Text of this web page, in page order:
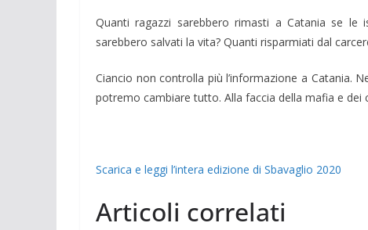
Quanti ragazzi sarebbero rimasti a Catania se le
sarebbero salvati la vita? Quan­ti risparmiati dal
Ciancio non controlla più l’informazione a Catania.
potremo cambiare tutto. Alla faccia della mafia e dei
Scarica e leggi l’intera edizione di Sbavaglio 2020
Articoli correlati